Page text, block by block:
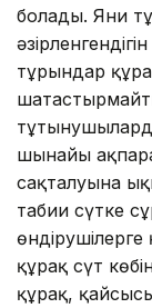
болады. Яғни
тұрғындар
шынайы
сақталуына
табиғи сүтке
құрғақ сүт
құрғақ,